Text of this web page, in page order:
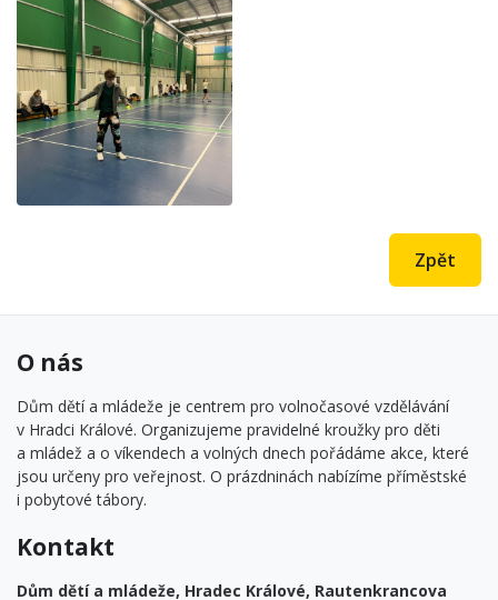
Zpět
O nás
Dům dětí a mládeže je centrem pro volnočasové vzdělávání
v Hradci Králové. Organizujeme pravidelné kroužky pro děti
a mládež a o víkendech a volných dnech pořádáme akce, které
jsou určeny pro veřejnost. O prázdninách nabízíme příměstské
i pobytové tábory.
Kontakt
Dům dětí a mládeže, Hradec Králové, Rautenkrancova